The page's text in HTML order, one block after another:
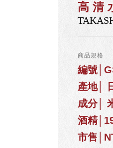
高清
商品規格
編號
產地│
成分│
酒精
市售